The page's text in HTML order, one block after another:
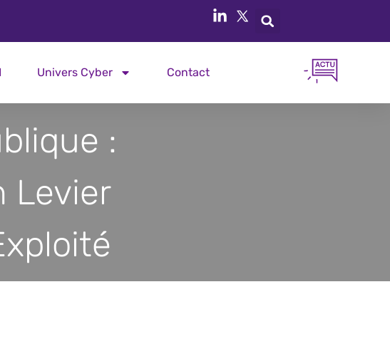
Univers Cyber Contact
:
Levier